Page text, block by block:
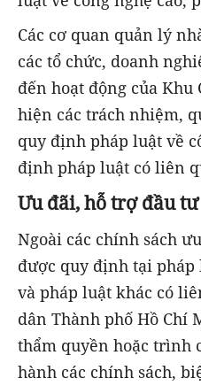
Các cơ quan quản lý
các tổ chức, doanh
đến hoạt động của Khu
hiện các trách nhiệm,
quy định pháp luật về
định pháp luật có liên
Ưu đãi, hỗ trợ đầu tư
Ngoài các chính sách
được quy định tại pháp
và pháp luật khác có
dân Thành phố Hồ Chí
thẩm quyền hoặc trình
hành các chính sách,